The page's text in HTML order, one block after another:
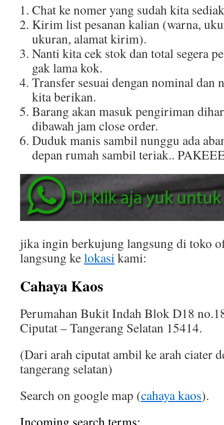
Chat ke nomer yang sudah kita
Kirim list pesanan kalian (warna,
ukuran, alamat kirim).
Nanti kita cek stok dan total segera
gak lama kok.
Transfer sesuai dengan nominal dan
kita berikan.
Barang akan masuk pengiriman
dibawah jam close order.
Duduk manis sambil nunggu ada
depan rumah sambil teriak..
jika ingin berkujung langsung di toko
langsung kelokasi kami:
Cahaya Kaos
Perumahan Bukit Indah Blok D18
Ciputat – Tangerang Selatan 15414.
(Dari arah ciputat ambil ke arah ciater
tangerang selatan)
Search on google map (cahaya kaos).
Incoming search terms: